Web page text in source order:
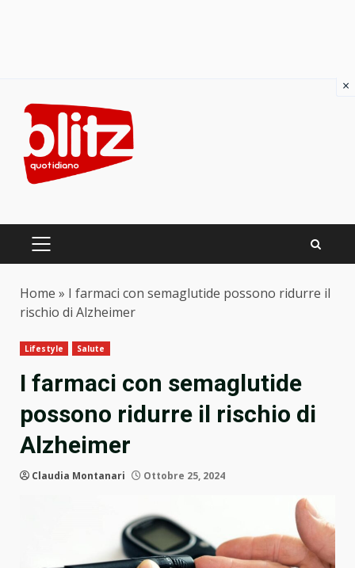
content
PRIMARY
Home » I farmaci con semaglutide possono ridurre il
rischio di Alzheimer
Lifestyle Salute
I farmaci con semaglutide
possono ridurre il rischio di
Alzheimer
Claudia Montanari Ottobre 25, 2024
×